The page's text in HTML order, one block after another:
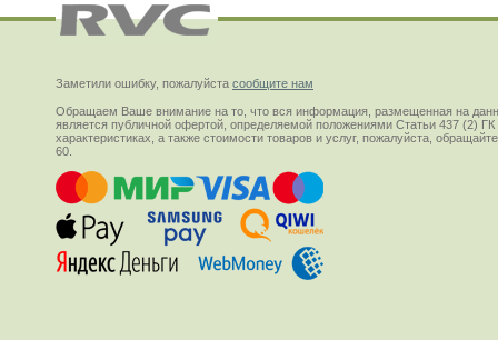
Заметили ошибку, пожалуйста сообщите нам
Обращаем Ваше внимание на то, что вся информация, размещенная на
является публичной офертой, определяемой положениями Статьи 437 (2)
характеристиках, а также стоимости товаров и услуг, пожалуйста,
60.